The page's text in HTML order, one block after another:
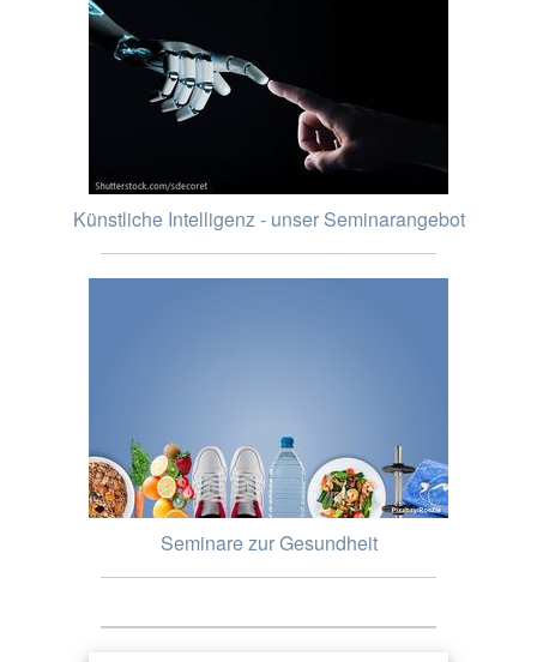
Künstliche Intelligenz - unser Seminarangebot
Seminare zur Gesundheit